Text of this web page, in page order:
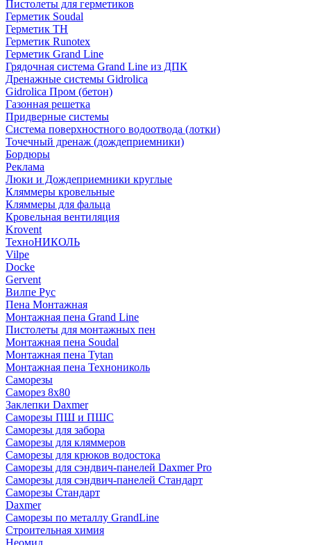
Пистолеты для герметиков
Герметик Soudal
Герметик ТН
Герметик Runotex
Герметик Grand Line
Грядочная система Grand Line из ДПК
Дренажные системы Gidrolica
Gidrolica Пром (бетон)
Газонная решетка
Придверные системы
Система поверхностного водоотвода (лотки)
Точечный дренаж (дождеприемники)
Бордюры
Рекламa
Люки и Дождеприемники круглые
Кляммеры кровельные
Кляммеры для фальца
Кровельная вентиляция
Krovent
ТехноНИКОЛЬ
Vilpe
Docke
Gervent
Вилпе Рус
Пена Монтажнaя
Монтажная пена Grand Linе
Пистолеты для монтажных пен
Монтажная пена Soudal
Монтажная пена Tytan
Монтажная пена Технониколь
Саморезы
Саморез 8х80
Заклепки Daxmer
Саморезы ПШ и ПШС
Саморезы для забора
Саморезы для кляммеров
Саморезы для крюков водостока
Саморезы для сэндвич-панелей Daxmer Pro
Саморезы для сэндвич-панелей Стандарт
Саморезы Стандарт
Daxmer
Саморезы по металлу GrandLine
Строительная химия
Неомид